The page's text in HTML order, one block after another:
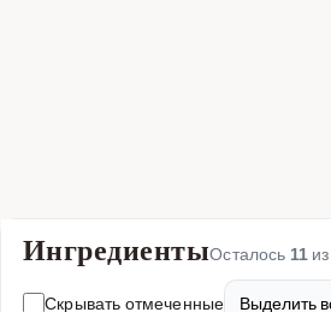
ИнгредиентыОсталось 11 из
Скрывать отмеченные Выделить